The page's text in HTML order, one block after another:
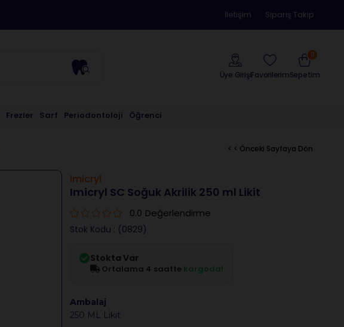
İletişim Sipariş Takip
Üye GirişiFavorilerimSepetim
0
Frezler Sarf Periodontoloji Öğrenci
< < Önceki Sayfaya Dön
Imicryl
Imicryl SC Soğuk Akrilik 250 ml Likit
0.0 Değerlendirme
Stok Kodu (0829)
Stokta Var
Ortalama 4 saatte kargoda!
Ambalaj
250 ML Likit